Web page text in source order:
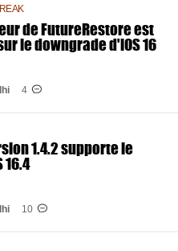
de FutureRestore est
le downgrade d'iOS 16
4
1.4.2 supporte le
10